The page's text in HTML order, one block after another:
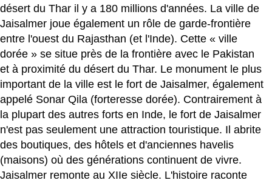
désert du Thar il y a 180 millions d'années. La ville de
Jaisalmer joue également un rôle de garde-frontière
entre l'ouest du Rajasthan (et l'Inde). Cette « ville
dorée » se situe près de la frontière avec le Pakistan
et à proximité du désert du Thar. Le monument le plus
important de la ville est le fort de Jaisalmer, également
appelé Sonar Qila (forteresse dorée). Contrairement à
la plupart des autres forts en Inde, le fort de Jaisalmer
n'est pas seulement une attraction touristique. Il abrite
des boutiques, des hôtels et d'anciennes havelis
(maisons) où des générations continuent de vivre.
Jaisalmer remonte au XIIe siècle. L'histoire raconte